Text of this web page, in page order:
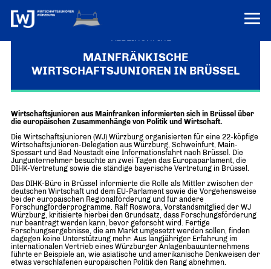
VEREINONLINE
AKTUELLES
ÜBER UNS
Über uns
WER WIR SIND & DER VORSITZ
Über uns
Forum „Junge Wirtschaft“ – Mitgliedermagazin
Mitglieder
UNSER NETZWERK
Mitglieder
Senatoren
TERMINE
PRESSEMELDUNGEN
PROJEKTE
INFORMATIONEN
Ziele
Imagefilm
Merchandising-Klamotten
MAINFRÄNKISCHE
WIRTSCHAFTSJUNIOREN IN BRÜSSEL
Wirtschaftsjunioren aus Mainfranken informierten sich in Brüssel über
die europäischen Zusammenhänge von Politik und Wirtschaft.
Die Wirtschaftsjunioren (WJ) Würzburg organisierten für eine 22-köpfige
Wirtschaftsjunioren-Delegation aus Würzburg, Schweinfurt, Main-
Spessart und Bad Neustadt eine Informationsfahrt nach Brüssel. Die
Jungunternehmer besuchte an zwei Tagen das Europaparlament, die
DIHK-Vertretung sowie die ständige bayerische Vertretung in Brüssel.
Das DIHK-Büro in Brüssel informierte die Rolle als Mittler zwischen der
deutschen Wirtschaft und dem EU-Parlament sowie die Vorgehensweise
bei der europäischen Regionalförderung und für andere
Forschungförderprogramme. Ralf Roswora, Vorstandsmitglied der WJ
Würzburg, kritisierte hierbei den Grundsatz, dass Forschungsförderung
nur beantragt werden kann, bevor geforscht wird. Fertige
Forschungsergebnisse, die am Markt umgesetzt werden sollen, finden
dagegen keine Unterstützung mehr. Aus langjähriger Erfahrung im
internationalen Vertrieb eines Würzburger Anlagenbauunternehmens
führte er Beispiele an, wie asiatische und amerikanische Denkweisen der
etwas verschlafenen europäischen Politik den Rang abnehmen.